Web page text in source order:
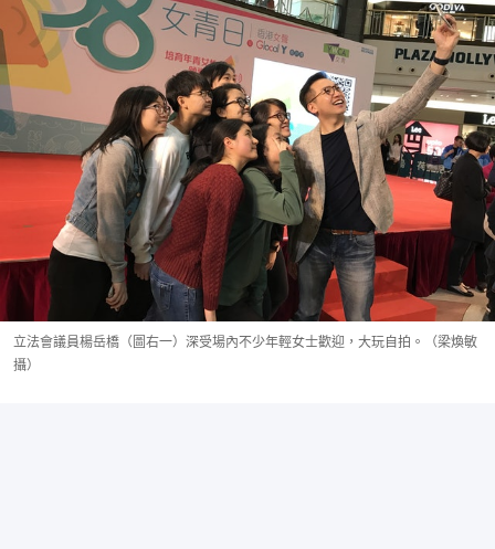
立法會議員楊岳橋（圖右一）深受場內不少年輕女士歡迎，大玩自拍。（梁煥敏
攝）